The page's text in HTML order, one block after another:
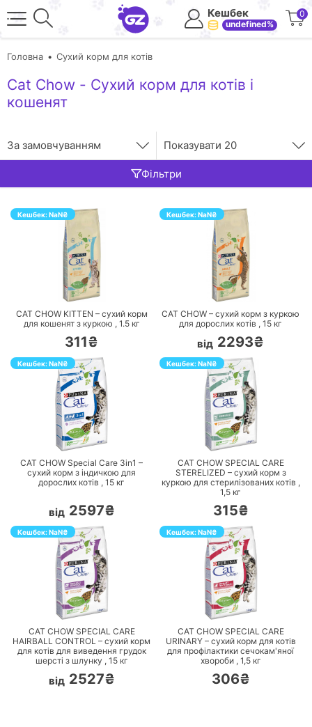
Кешбек
undefined%
0
Головна Сухий корм для котів
Cat Chow - Сухий корм для котів і
кошенят
За замовчуванням Показувати 20
Фільтри
Кешбек:NaN₴
ПЕРЕЙТИ
CAT CHOW KITTEN – сухий корм
для кошенят з куркою , 1.5кг
311₴
Кешбек:NaN₴
ПЕРЕЙТИ
CAT CHOW – сухий корм з куркою
для дорослих котів , 15 кг
від 2293₴
Кешбек:NaN₴
ПЕРЕЙТИ
CAT CHOW Special Care 3in1 –
сухий корм з індичкою для
дорослих котів , 15 кг
від 2597₴
Кешбек:NaN₴
ПЕРЕЙТИ
CAT CHOW SPECIAL CARE
STERELIZED – сухий корм з
куркою для стерилізованих котів ,
1,5 кг
315₴
Кешбек:NaN₴
ПЕРЕЙТИ
CAT CHOW SPECIAL CARE
HAIRBALL CONTROL – сухий корм
для котів для виведення грудок
шерсті з шлунку , 15кг
від 2527₴
Кешбек:NaN₴
ПЕРЕЙТИ
CAT CHOW SPECIAL CARE
URINARY – cухий корм для котів
для профілактики сечокам'яної
хвороби , 1,5кг
306₴